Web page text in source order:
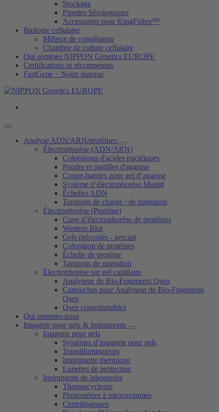
Stockage
Pipettes Sérologiques
Accessoires pour KingFisher™
Biologie cellulaire
Milieux de congélation
Chambre de culture cellulaire
Qui sommes NIPPON Genetics EUROPE
Certifications et récompenses
FastGene − Notre marque
Analyse ADN/ARN/protéines
Électrophorèse (ADN/ARN)
Colorations d'acides nucléiques
Poudre et pastilles d'agarose
Coupe-bandes pour gel d’agarose
Système d’électrophorèse Mupid
Échelles ADN
Tampons de charge / de migration
Électrophorèse (Protéine)
Cuve d’électrophorèse de protéines
Western Blot
Gels précoulés - precast
Coloration de protéines
Échelle de protéine
Tampons de migration
Électrophorèse sur gel capillaire
Analyseur de Bio-Fragments Qsep
Cartouches pour Analyseur de Bio-Fragments
Qsep
Qsep consommables
Qui sommes-nous
Imagerie pour gels & Instruments
Imagerie pour gels
Systèmes d’imagerie pour gels
Transilluminateurs
Imprimante thermique
Lunettes de protection
Instruments de laboratoire
Thermocycleurs
Photomètres à microvolumes
Centrifugeuses